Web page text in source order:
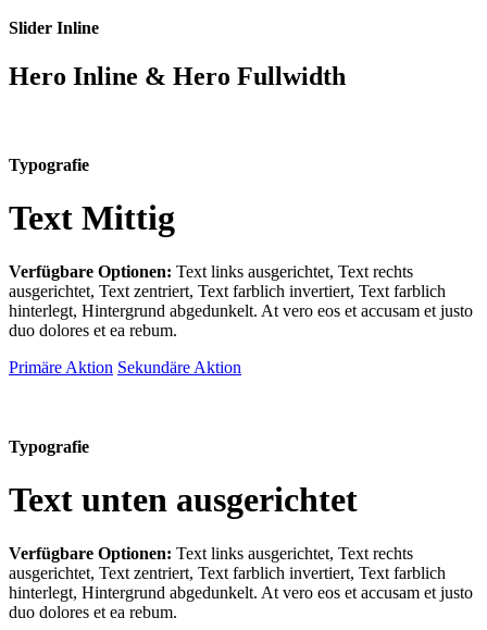
Slider Inline
Hero Inline & Hero Fullwidth
Typografie
Text Mittig
Verfügbare Optionen: Text links ausgerichtet, Text rechts
ausgerichtet, Text zentriert, Text farblich invertiert, Text farblich
hinterlegt, Hintergrund abgedunkelt. At vero eos et accusam et justo
duo dolores et ea rebum.
Primäre Aktion Sekundäre Aktion
Typografie
Text unten ausgerichtet
Verfügbare Optionen: Text links ausgerichtet, Text rechts
ausgerichtet, Text zentriert, Text farblich invertiert, Text farblich
hinterlegt, Hintergrund abgedunkelt. At vero eos et accusam et justo
duo dolores et ea rebum.